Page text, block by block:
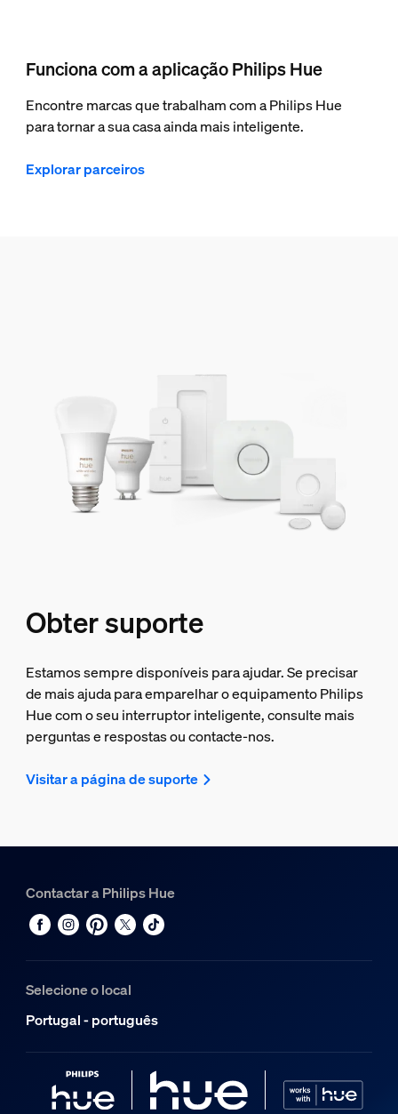
Funciona com a aplicação Philips Hue
Encontre marcas que trabalham com a Philips Hue
para tornar a sua casa ainda mais inteligente.
Explorar parceiros
Obter suporte
Estamos sempre disponíveis para ajudar. Se precisar
de mais ajuda para emparelhar o equipamento Philips
Hue com o seu interruptor inteligente, consulte mais
perguntas e respostas ou contacte-nos.
Visitar a página de suporte
Contactar a Philips Hue
Selecione o local
Portugal - português